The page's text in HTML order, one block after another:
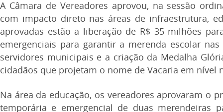
A Câmara de Vereadores aprovou, na sessão
com impacto direto nas áreas de infraestrutura,
aprovadas estão a liberação de R$ 35 milhões
emergenciais para garantir a merenda escolar
servidores municipais e a criação da Medalha
cidadãos que projetam o nome de Vacaria em nível
Na área da educação, os vereadores aprovaram o
temporária e emergencial de duas merendeiras